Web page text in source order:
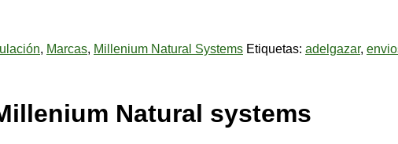
, Marcas, Millenium Natural Systems Etiquetas: adelgazar,
Natural systems